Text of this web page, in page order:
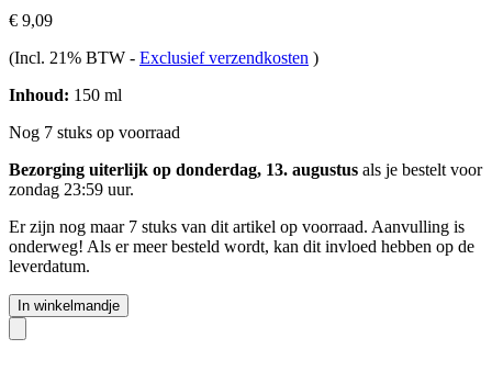
€ 9,09
(Incl. 21% BTW - Exclusief verzendkosten )
Inhoud: 150 ml
Nog 7 stuks op voorraad
Bezorging uiterlijk op donderdag, 13. augustus als je bestelt voor
zondag 23:59 uur.
Er zijn nog maar 7 stuks van dit artikel op voorraad. Aanvulling is
onderweg! Als er meer besteld wordt, kan dit invloed hebben op de
leverdatum.
In winkelmandje